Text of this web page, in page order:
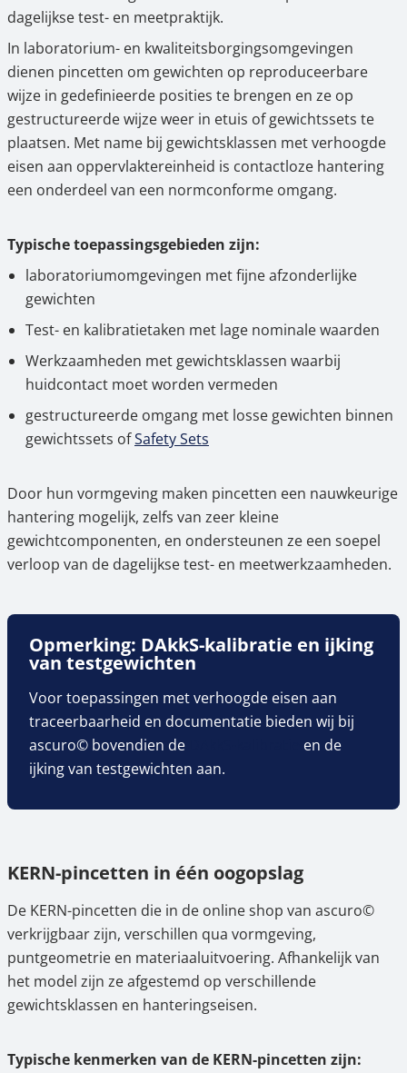
dagelijkse test- en meetpraktijk.
In laboratorium- en kwaliteitsborgingsomgevingen
dienen pincetten om gewichten op reproduceerbare
wijze in gedefinieerde posities te brengen en ze op
gestructureerde wijze weer in etuis of gewichtssets te
plaatsen. Met name bij gewichtsklassen met verhoogde
eisen aan oppervlaktereinheid is contactloze hantering
een onderdeel van een normconforme omgang.
Typische toepassingsgebieden zijn:
laboratoriumomgevingen met fijne afzonderlijke
gewichten
Test- en kalibratietaken met lage nominale waarden
Werkzaamheden met gewichtsklassen waarbij
huidcontact moet worden vermeden
gestructureerde omgang met losse gewichten binnen
gewichtssets ofSafety Sets
Door hun vormgeving maken pincetten een nauwkeurige
hantering mogelijk, zelfs van zeer kleine
gewichtcomponenten, en ondersteunen ze een soepel
verloop van de dagelijkse test- en meetwerkzaamheden.
Opmerking: DAkkS-kalibratie en ijking
van testgewichten
Voor toepassingen met verhoogde eisen aan
traceerbaarheid en documentatie bieden wij bij
ascuro© bovendien de
en de
ijking van testgewichten aan.
KERN-pincetten in één oogopslag
De KERN-pincetten die in de online shop van ascuro©
verkrijgbaar zijn, verschillen qua vormgeving,
puntgeometrie en materiaaluitvoering. Afhankelijk van
het model zijn ze afgestemd op verschillende
gewichtsklassen en hanteringseisen.
Typische kenmerken van de KERN-pincetten zijn: